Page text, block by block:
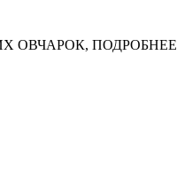
ПОДРОБНЕЕ